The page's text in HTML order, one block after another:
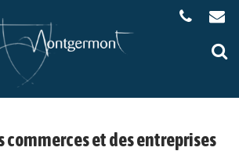
commerces et des entreprises